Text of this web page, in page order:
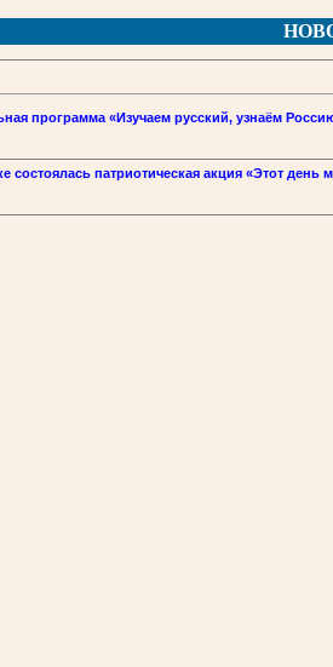
программа «Изучаем русский, узнаём
состоялась патриотическая акция «Этот